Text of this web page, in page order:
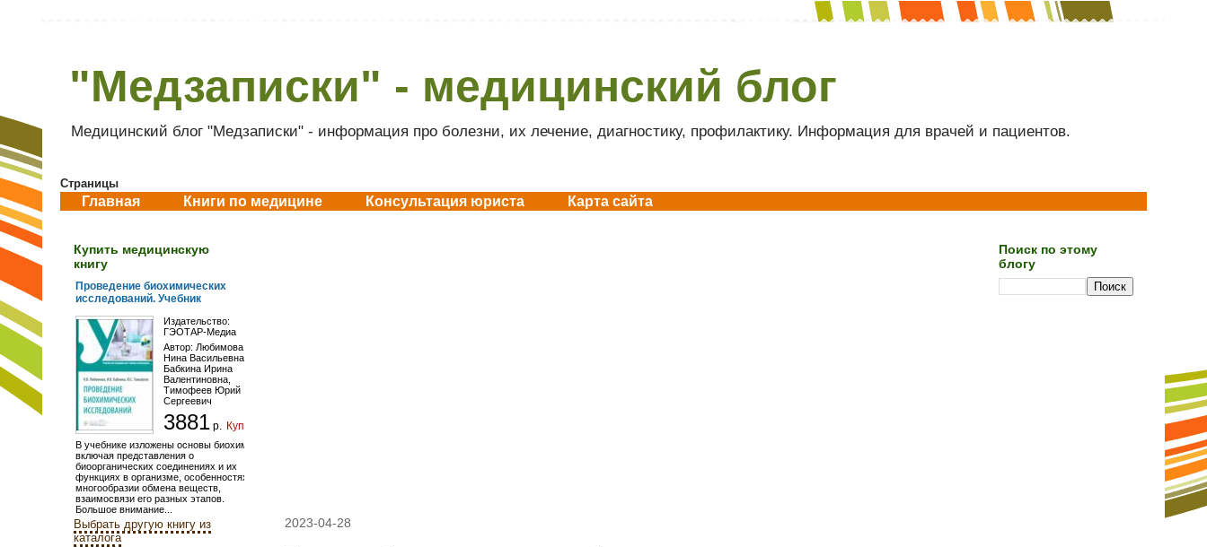
"Медзаписки" - медицинский блог
Медицинский блог "Медзаписки" - информация про болезни, их лечение, диагностику, профилактику. Информация для врачей и пациентов.
Страницы
Главная Книги по медицине Консультация юриста Карта сайта
2023-04-28
Купить медицинскую
книгу
Проведение биохимических
исследований. Учебник
Издательство:
ГЭОТАР-Медиа
Автор: Любимова
Нина Васильевна
Бабкина Ирина
Валентиновна
Тимофеев Юрий
Сергеевич
3881 р. Купить
В учебнике изложены основы биохимии,
включая представления о
биоорганических соединениях и их
функциях в организме, особенностях и
многообразии обмена веществ,
взаимосвязи его разных этапов.
Большое внимание...
Выбрать другую книгу из
каталога
Поиск по этому
блогу